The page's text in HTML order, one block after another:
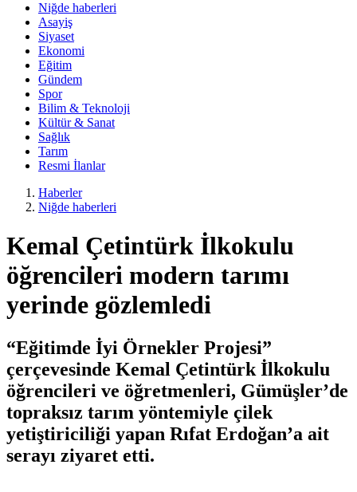
Niğde haberleri
Asayiş
Siyaset
Ekonomi
Eğitim
Gündem
Spor
Bilim & Teknoloji
Kültür & Sanat
Sağlık
Tarım
Resmi İlanlar
Haberler
Niğde haberleri
Kemal Çetintürk İlkokulu
öğrencileri modern tarımı
yerinde gözlemledi
“Eğitimde İyi Örnekler Projesi”
çerçevesinde Kemal Çetintürk İlkokulu
öğrencileri ve öğretmenleri, Gümüşler’de
topraksız tarım yöntemiyle çilek
yetiştiriciliği yapan Rıfat Erdoğan’a ait
serayı ziyaret etti.